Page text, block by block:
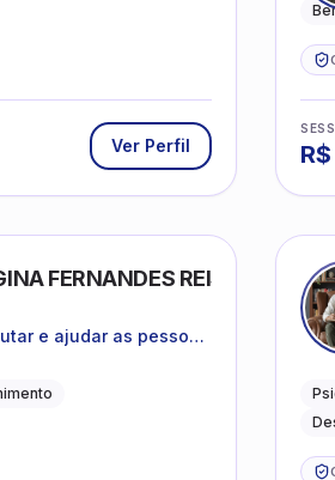
Ver Perfil R$
FERNANDES REIS FRIAS
e ajudar as pessoas